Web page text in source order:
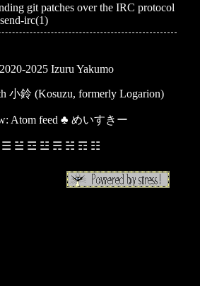
git patches over the IRC protocol
irc(1)
2025 Izuru Yakumo
小鈴 (Kosuzu, formerly Logarion)
Atom feed ♣ めいすきー
☰ ☱ ☲ ☳ ☴ ☵ ☶ ☷